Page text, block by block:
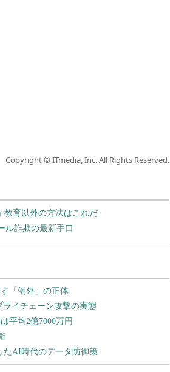
Copyright © ITmedia, Inc. All Rights Reserved.
育以外の方法はこれだ
ル詐欺の最新手口